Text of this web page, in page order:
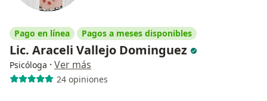
Pago en línea Pagos a meses disponibles
Lic. Araceli Vallejo Dominguez
Psicóloga · Ver más
24 opiniones